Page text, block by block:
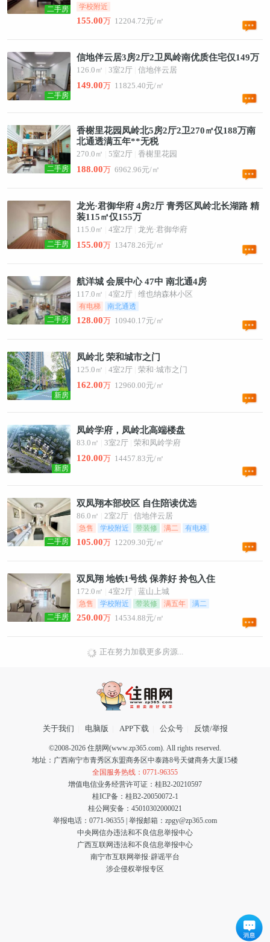
二手房 学校附近
155.00万 12204.72元/㎡
二手房
信地伴云居3房2厅2卫凤岭南优质住宅仅149万
126.0㎡ 3室2厅 信地伴云居
149.00万 11825.40元/㎡
二手房
香榭里花园凤岭北5房2厅2卫270㎡仅188万南
北通透满五年**无税
270.0㎡ 5室2厅 香榭里花园
188.00万 6962.96元/㎡
二手房
龙光·君御华府 4房2厅 青秀区凤岭北长湖路 精
装115㎡仅155万
115.0㎡ 4室2厅 龙光·君御华府
155.00万 13478.26元/㎡
二手房
航洋城 会展中心 47中 南北通4房
117.0㎡ 4室2厅 维也纳森林小区
有电梯 南北通透
128.00万 10940.17元/㎡
新房
凤岭北 荣和城市之门
125.0㎡ 4室2厅 荣和·城市之门
162.00万 12960.00元/㎡
新房
凤岭学府，凤岭北高端楼盘
83.0㎡ 3室2厅 荣和凤岭学府
120.00万 14457.83元/㎡
二手房
双凤翔本部校区 自住陪读优选
86.0㎡ 2室2厅 信地伴云居
急售 学校附近 带装修 满二 有电梯
105.00万 12209.30元/㎡
二手房
双凤翔 地铁1号线 保养好 拎包入住
172.0㎡ 4室2厅 蓝山上城
急售 学校附近 带装修 满五年 满二
250.00万 14534.88元/㎡
正在努力加载更多房源...
关于我们 电脑版 APP下载 公众号 反馈/举报
©2008-2026 住朋网(www.zp365.com). All rights reserved.
地址：广西南宁市青秀区东盟商务区中泰路8号天健商务大厦15楼
全国服务热线：0771-96355
增值电信业务经营许可证：桂B2-20210597
桂ICP备：桂B2-20050072-1
桂公网安备：45010302000021
举报电话：0771-96355 举报邮箱：zpgy@zp365.com
中央网信办违法和不良信息举报中心
广西互联网违法和不良信息举报中心
南宁市互联网举报·辟谣平台
涉企侵权举报专区